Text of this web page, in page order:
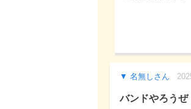
名無しさん
バンドやろうぜ